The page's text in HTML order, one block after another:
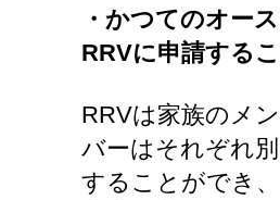
・かつてのオー
RRVに申請する
RRVは家族のメ
バーはそれぞれ
することができ